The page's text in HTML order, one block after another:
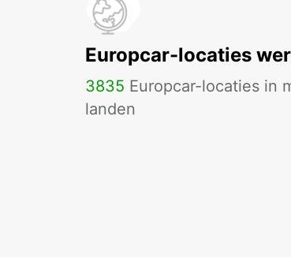
Europcar-locaties
3835 Europcar-locaties in
landen